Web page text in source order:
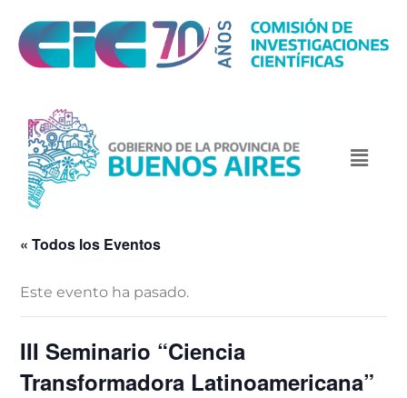
« Todos los Eventos
Este evento ha pasado.
III Seminario “Ciencia
Transformadora Latinoamericana”